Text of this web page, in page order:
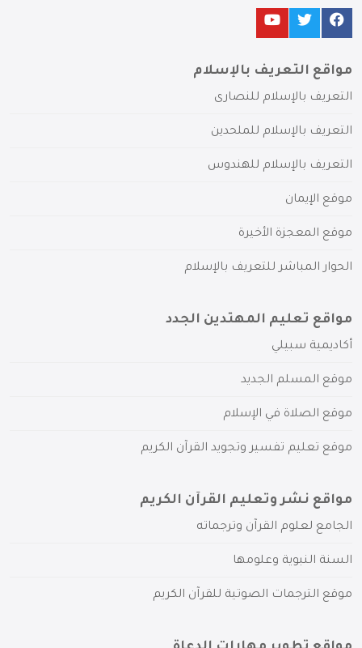
مواقع التعريف بالإسلام
التعريف بالإسلام للنصارى
التعريف بالإسلام للملحدين
التعريف بالإسلام للهندوس
موقع الإيمان
موقع المعجزة الأخيرة
الحوار المباشر للتعريف بالإسلام
مواقع تعليم المهتدين الجدد
أكاديمية سبيلي
موقع المسلم الجديد
موقع الصلاة في الإسلام
موقع تعليم تفسير وتجويد القرآن الكريم
مواقع نشر وتعليم القرآن الكريم
الجامع لعلوم القرآن وترجماته
السنة النبوية وعلومها
موقع الترجمات الصوتية للقرآن الكريم